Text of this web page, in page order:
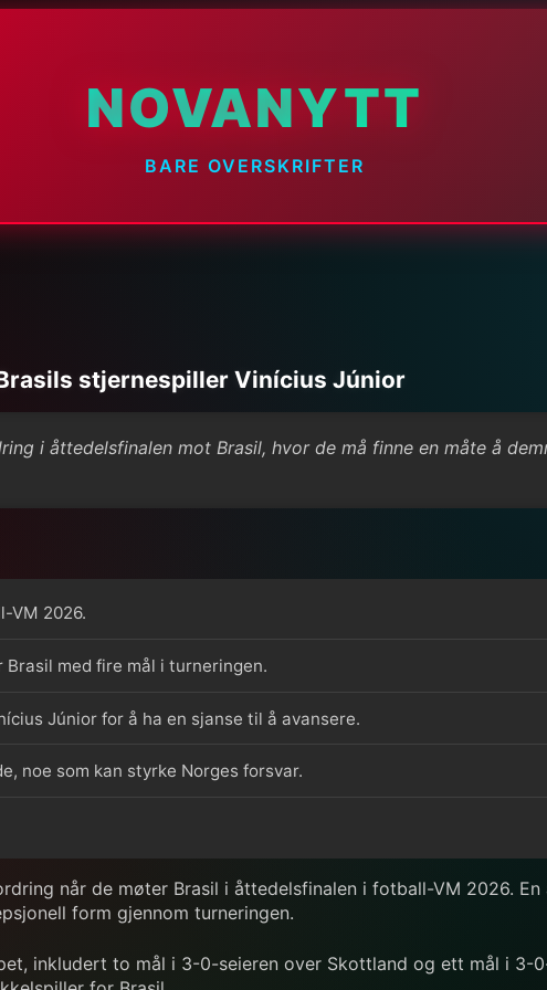
NOVANYTT
BARE OVERSKRIFTER
stjernespiller Vinícius Júnior
i åttedelsfinalen mot Brasil, hvor de må finne en måte å
VM 2026.
med fire mål i turneringen.
Júnior for å ha en sjanse til å avansere.
noe som kan styrke Norges forsvar.
når de møter Brasil i åttedelsfinalen i fotball-VM 2026.
form gjennom turneringen.
inkludert to mål i 3-0-seieren over Skottland og ett mål i 3-